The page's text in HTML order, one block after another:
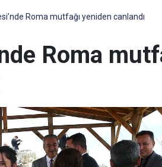
Roma mutfağı yeniden canlandı
Roma